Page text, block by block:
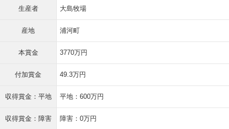
生産者 大島牧場
産地 浦河町
本賞金 3770万円
付加賞金 49.3万円
収得賞金：平地 平地：600万円
収得賞金：障害 障害：0万円